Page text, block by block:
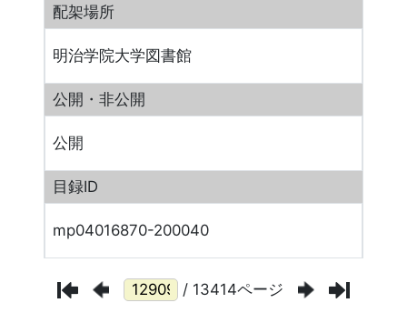
配架場所
明治学院大学図書館
公開・非公開
公開
目録ID
mp04016870-200040
/ 13414ページ